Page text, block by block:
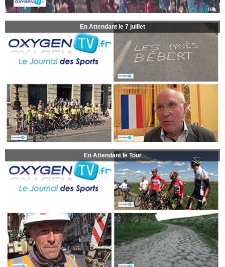
En Attendant le 7 juillet
En Attendant le Tour